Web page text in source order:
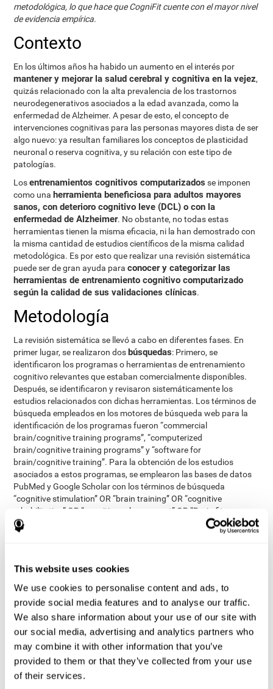
This website uses cookies
We use cookies to personalise content and ads, to
provide social media features and to analyse our traffic.
We also share information about your use of our site with
our social media, advertising and analytics partners who
may combine it with other information that you’ve
provided to them or that they’ve collected from your use
of their services.
metodológica, lo que hace que CogniFit cuente con el mayor nivel
de evidencia empírica.
Contexto
En los últimos años ha habido un aumento en el interés por
mantener y mejorar la salud cerebral y cognitiva en la vejez,
quizás relacionado con la alta prevalencia de los trastornos
neurodegenerativos asociados a la edad avanzada, como la
enfermedad de Alzheimer. A pesar de esto, el concepto de
intervenciones cognitivas para las personas mayores dista de ser
algo nuevo: ya resultan familiares los conceptos de plasticidad
neuronal o reserva cognitiva, y su relación con este tipo de
patologías.
Losentrenamientos cognitivos computarizados se imponen
como una herramienta beneficiosa para adultos mayores
sanos, con deterioro cognitivo leve (DCL) o con la
enfermedad de Alzheimer. No obstante, no todas estas
herramientas tienen la misma eficacia, ni la han demostrado con
la misma cantidad de estudios científicos de la misma calidad
metodológica. Es por esto que realizar una revisión sistemática
puede ser de gran ayuda paraconocer y categorizar las
herramientas de entrenamiento cognitivo computarizado
según la calidad de sus validaciones clínicas.
Metodología
La revisión sistemática se llevó a cabo en diferentes fases. En
primer lugar, se realizaron dos búsquedas: Primero, se
identificaron los programas o herramientas de entrenamiento
cognitivo relevantes que estaban comercialmente disponibles.
Después, se identificaron y revisaron sistemáticamente los
estudios relacionados con dichas herramientas. Los términos de
búsqueda empleados en los motores de búsqueda web para la
identificación de los programas fueron “commercial
brain/cognitive training programs”, “computerized
brain/cognitive training programs” y “software for
brain/cognitive training”. Para la obtención de los estudios
asociados a estos programas, se emplearon las bases de datos
PubMed y Google Scholar con los términos de búsqueda
“cognitive stimulation” OR “brain training” OR “cognitive
rehabilitation” OR “cognitive enhancement” OR “Brain fitness
software” OR “cognitive retention therapy” OR “computerized
cognitive behavioural therapy”. Estos términos se emplearon
revisados por pares, contener ensayos clínicos en personas
sanas mayores de 50 años y que se basasen en medidas
cognitivas. Se excluyeron los abstracts de conferencias, otras
poblaciones que no fueran adultos mayores sanos, que
incluyeran personas con demencia, que emplearan videojuegos o
que la medida principal no fuera la cognitiva.
Dos
revisores independientescomprobaron los títulos y los
abstracts de los estudios relevantes. Se tuvo en cuenta